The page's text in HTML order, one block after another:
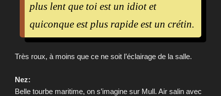
plus lent que toi est un idiot et
quiconque est plus rapide est un crétin.
Très roux, à moins que ce ne soit l’éclairage de la salle.
Nez:
Belle tourbe maritime, on s’imagine sur Mull. Air salin avec